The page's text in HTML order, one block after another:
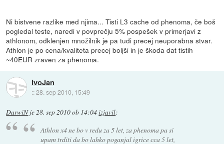
Ni bistvene razlike med njima... Tisti L3 cache od phenoma, če boš
pogledal teste, naredi v povprečju 5% pospešek v primerjavi z
athlonom, odklenjen množilnik je pa tudi precej neuporabna stvar.
Athlon je po cena/kvaliteta precej boljši in je škoda dat tistih
~40EUR zraven za phenoma.
IvoJan
::28. sep 2010, 15:49
DarwiNje 28. sep 2010 ob 14:04izjavil:
Athlon x4 ne bo v redu za 5 let, za phenoma pa si
upam trditi da bo lahko poganjal igrice cca 5 let,